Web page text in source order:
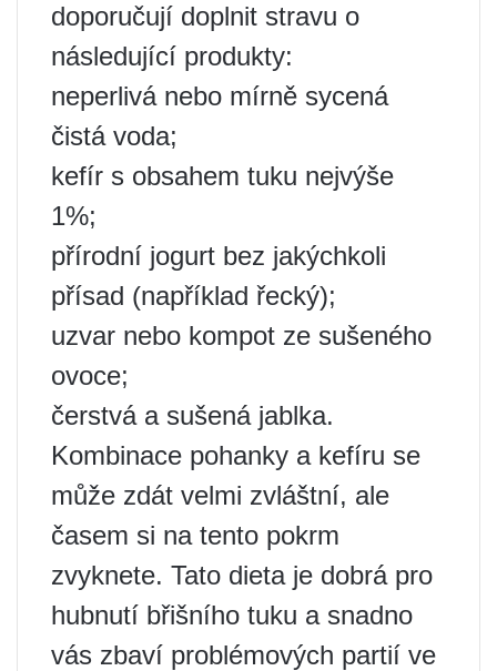
doporučují doplnit stravu o
následující produkty:
neperlivá nebo mírně sycená
čistá voda;
kefír s obsahem tuku nejvýše
1%;
přírodní jogurt bez jakýchkoli
přísad (například řecký);
uzvar nebo kompot ze sušeného
ovoce;
čerstvá a sušená jablka.
Kombinace pohanky a kefíru se
může zdát velmi zvláštní, ale
časem si na tento pokrm
zvyknete. Tato dieta je dobrá pro
hubnutí břišního tuku a snadno
vás zbaví problémových partií ve